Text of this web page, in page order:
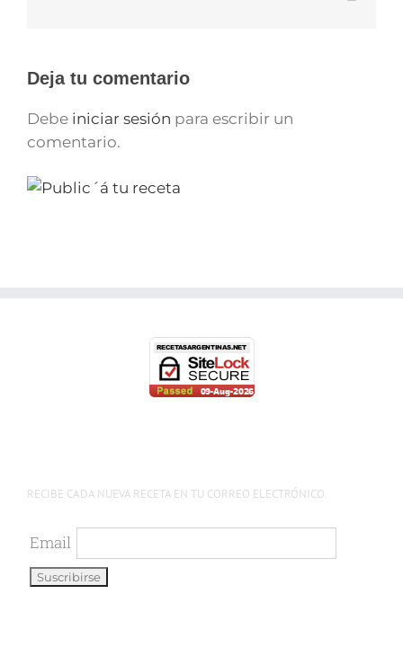
Deja tu comentario
Debe iniciar sesión para escribir un
comentario.
RECIBE CADA NUEVA RECETA EN TU CORREO ELECTRÓNICO.
Email